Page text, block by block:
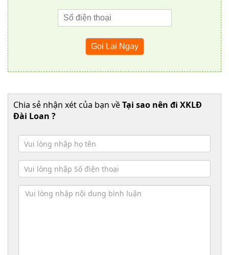
Chia sẻ nhận xét của bạn vềTại sao nên đi XKLĐ
Đài Loan ?